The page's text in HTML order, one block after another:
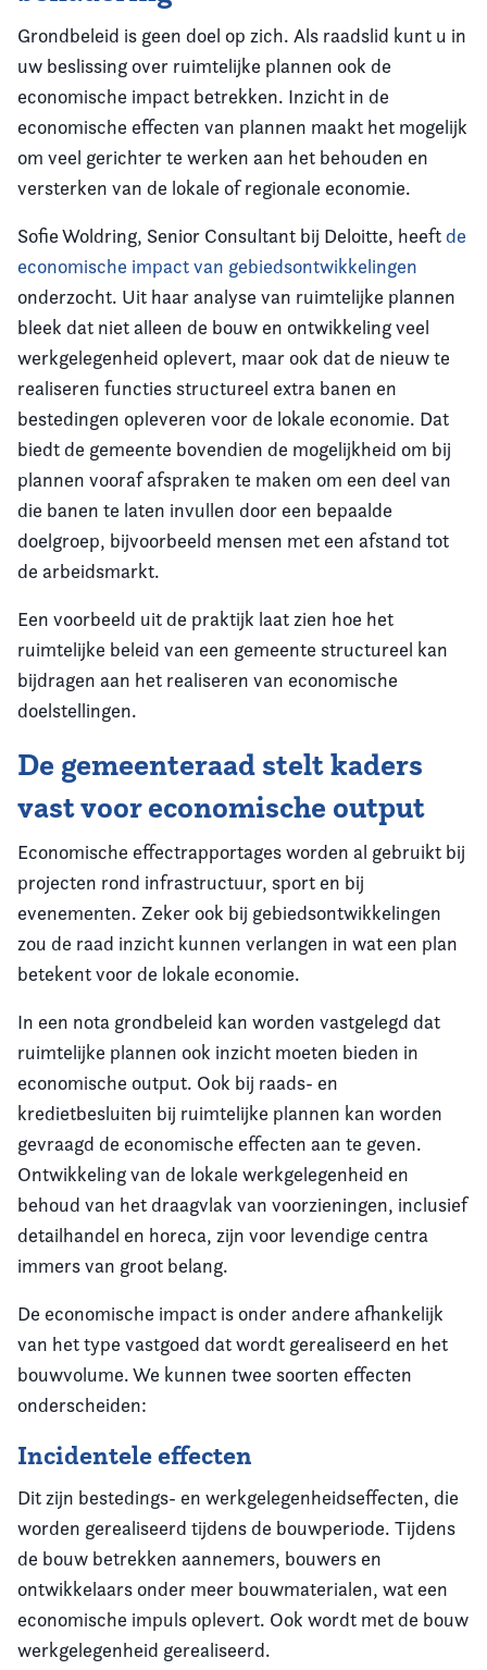
Grondbeleid is geen doel op zich. Als raadslid kunt u in
uw beslissing over ruimtelijke plannen ook de
economische impact betrekken. Inzicht in de
economische effecten van plannen maakt het mogelijk
om veel gerichter te werken aan het behouden en
versterken van de lokale of regionale economie.
Sofie Woldring, Senior Consultant bij Deloitte, heeft de
economische impact van gebiedsontwikkelingen
onderzocht. Uit haar analyse van ruimtelijke plannen
bleek dat niet alleen de bouw en ontwikkeling veel
werkgelegenheid oplevert, maar ook dat de nieuw te
realiseren functies structureel extra banen en
bestedingen opleveren voor de lokale economie. Dat
biedt de gemeente bovendien de mogelijkheid om bij
plannen vooraf afspraken te maken om een deel van
die banen te laten invullen door een bepaalde
doelgroep, bijvoorbeeld mensen met een afstand tot
de arbeidsmarkt.
Een voorbeeld uit de praktijk laat zien hoe het
ruimtelijke beleid van een gemeente structureel kan
bijdragen aan het realiseren van economische
doelstellingen.
De gemeenteraad stelt kaders
vast voor economische output
Economische effectrapportages worden al gebruikt bij
projecten rond infrastructuur, sport en bij
evenementen. Zeker ook bij gebiedsontwikkelingen
zou de raad inzicht kunnen verlangen in wat een plan
betekent voor de lokale economie.
In een nota grondbeleid kan worden vastgelegd dat
ruimtelijke plannen ook inzicht moeten bieden in
economische output. Ook bij raads- en
kredietbesluiten bij ruimtelijke plannen kan worden
gevraagd de economische effecten aan te geven.
Ontwikkeling van de lokale werkgelegenheid en
behoud van het draagvlak van voorzieningen, inclusief
detailhandel en horeca, zijn voor levendige centra
immers van groot belang.
De economische impact is onder andere afhankelijk
van het type vastgoed dat wordt gerealiseerd en het
bouwvolume. We kunnen twee soorten effecten
onderscheiden:
Incidentele effecten
Dit zijn bestedings- en werkgelegenheidseffecten, die
worden gerealiseerd tijdens de bouwperiode. Tijdens
de bouw betrekken aannemers, bouwers en
ontwikkelaars onder meer bouwmaterialen, wat een
economische impuls oplevert. Ook wordt met de bouw
werkgelegenheid gerealiseerd.